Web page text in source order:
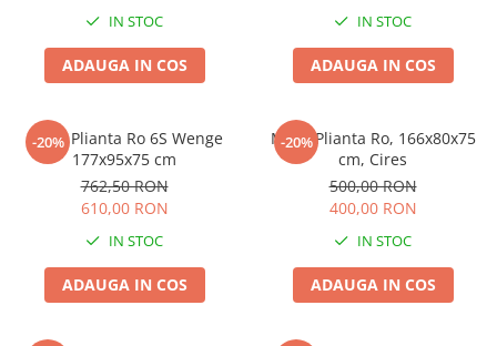
IN STOC
ADAUGA IN COS
IN STOC
ADAUGA IN COS
-20%
Masa Plianta Ro 6S Wenge
177x95x75 cm
762,50 RON
610,00 RON
IN STOC
ADAUGA IN COS
-20%
Masa Plianta Ro, 166x80x75
cm, Cires
500,00 RON
400,00 RON
IN STOC
ADAUGA IN COS